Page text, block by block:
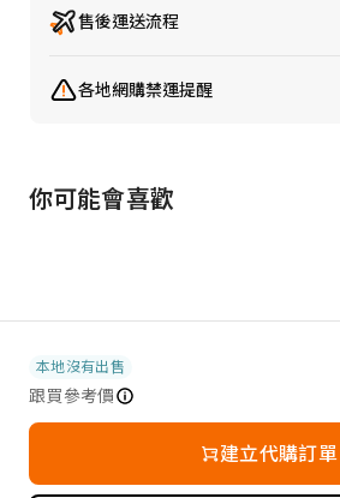
售後運送流程
各地網購禁運提醒
你可能會喜歡
本地沒有出售
跟買參考價
建立代購訂單